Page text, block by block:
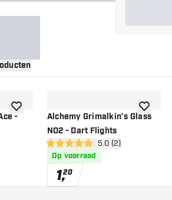
-
drawer
toevoegen aan verlanglijst
Alchemy Grimalkin’s Glass
NO2 - Dart Flights
open reviews drawer
5 score sterren5.0 (2)
Op voorraad
1,20